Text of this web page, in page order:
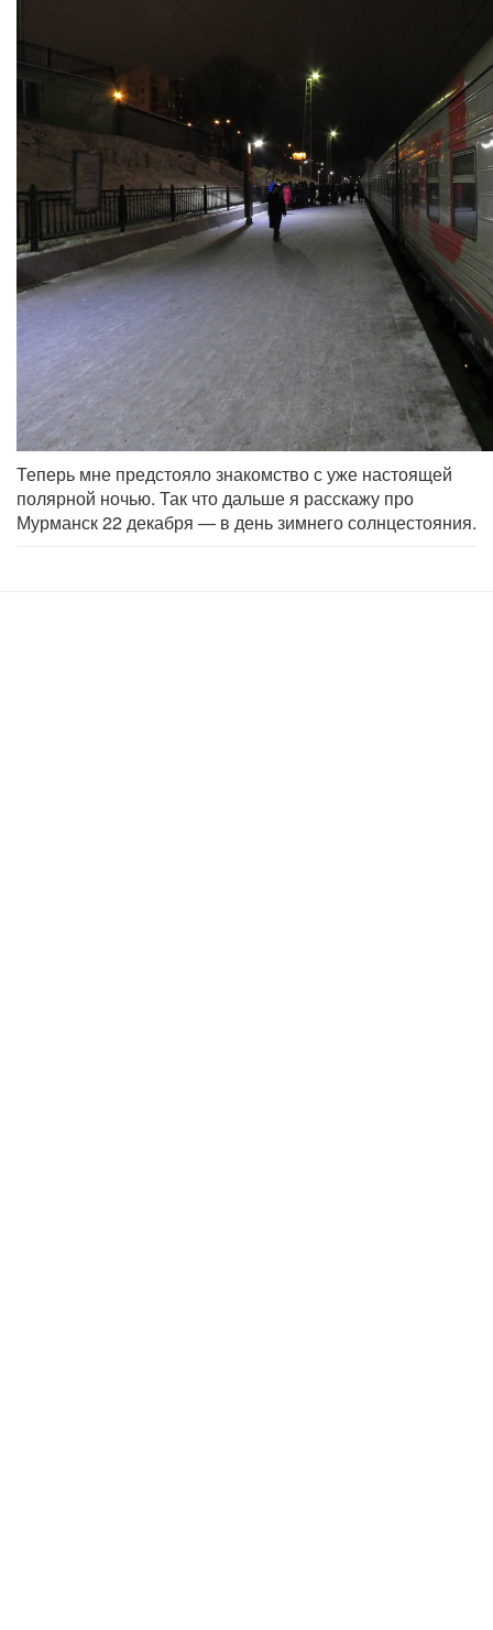
Теперь мне предстояло знакомство с уже настоящей
полярной ночью. Так что дальше я расскажу про
Мурманск 22 декабря — в день зимнего солнцестояния.